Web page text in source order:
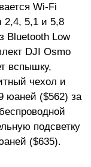
Wi-Fi
2,4, 5,1 и 5,8
Bluetooth Low
DJI Osmo
вспышку,
чехол и
юаней ($562) за
подсветку
($635).